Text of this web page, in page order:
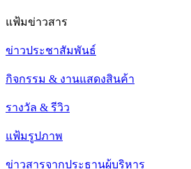
แฟ้มข่าวสาร
ข่าวประชาสัมพันธ์
กิจกรรม & งานแสดงสินค้า
รางวัล & รีวิว
แฟ้มรูปภาพ
ข่าวสารจากประธานผู้บริหาร